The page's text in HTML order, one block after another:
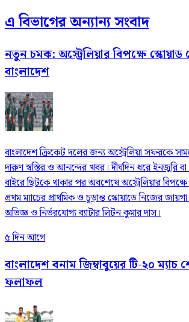
এ বিভাগের অন্যান্য সংবাদ
নতুন চমক: অস্ট্রেলিয়ার বিপক্ষে
বাংলাদেশ
বাংলাদেশ ক্রিকেট দলের জন্য অস্ট্রেলিয়া সফরকে
দারুণ স্বস্তির ও আনন্দের খবর। দীর্ঘদিন ধরে ইনজুরি
বাইরে ছিটকে থাকার পর অবশেষে অস্ট্রেলিয়ার
প্রথম ম্যাচের প্রাথমিক ও চূড়ান্ত স্কোয়াডে নিজের
অভিজ্ঞ ও নির্ভরযোগ্য ব্যাটার লিটন কুমার দাস।
৫ দিন আগে
বাংলাদেশ বনাম জিম্বাবুয়ের টি-২০
ফলাফল